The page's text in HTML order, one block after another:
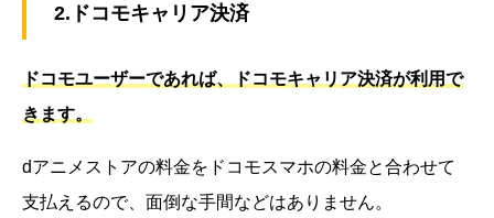
2.ドコモキャリア決済
ドコモユーザーであれば、ドコモキャリア決済が利用で
きます。
dアニメストアの料金をドコモスマホの料金と合わせて
支払えるので、面倒な手間などはありません。